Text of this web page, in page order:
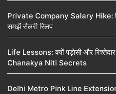
Private Company Salary Hike:
समझें सैलरी स्लिप
Life Lessons: क्यों पड़ोसी और
Chanakya Niti Secrets
Delhi Metro Pink Line Extension: